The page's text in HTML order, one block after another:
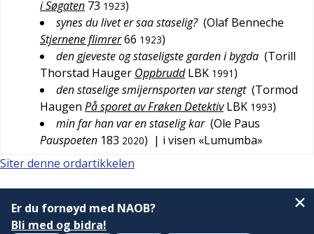
i Søgaten 73 1923)
synes du livet er saa staselig? (Olaf Benneche
Stjernene flimrer66 1923)
den gjeveste og staseligste garden i bygda (Torill
Thorstad Hauger Oppbrudd LBK 1991)
den staselige smijernsporten var stengt (Tormod
Haugen På sporet av Frøken Detektiv LBK 1993)
min far han var en staselig kar (Ole Paus
Pauspoeten 183 2020) | i visen «Lumumba»
Siter denne ordartikkelen
Er du fornøyd med NAOB?
Bli med og bidra!